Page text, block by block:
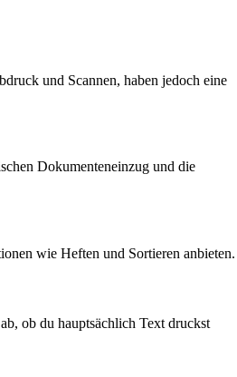
und Scannen, haben jedoch eine
Dokumenteneinzug und die
wie Heften und Sortieren anbieten.
ob du hauptsächlich Text druckst